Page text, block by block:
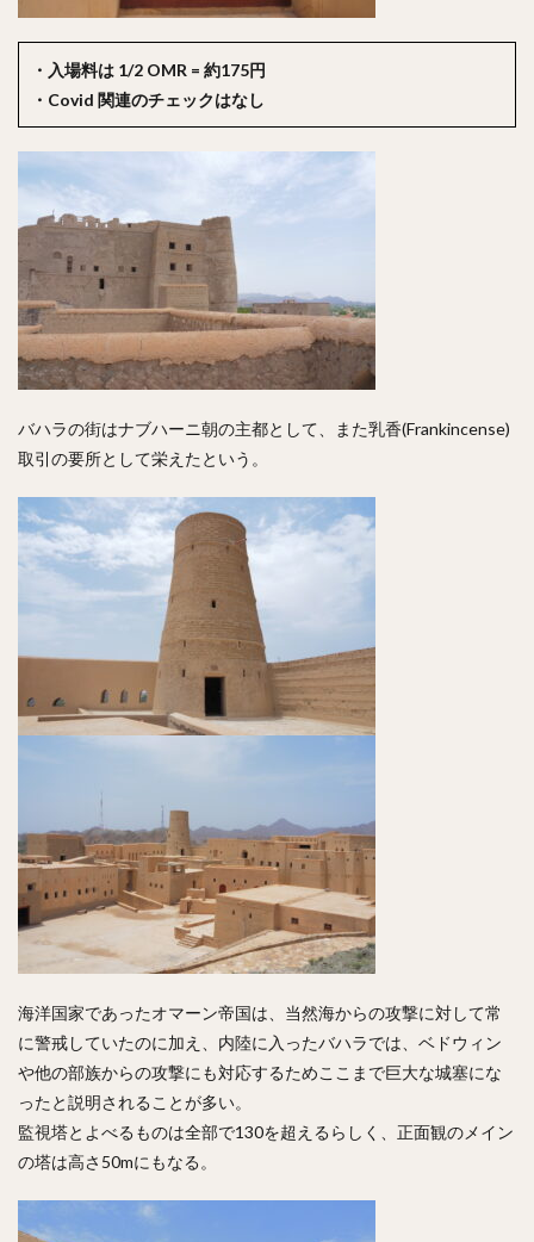
・入場料は 1/2 OMR = 約175円
・Covid 関連のチェックはなし
バハラの街はナブハーニ朝の主都として、また乳香(Frankincense)
取引の要所として栄えたという。
海洋国家であったオマーン帝国は、当然海からの攻撃に対して常
に警戒していたのに加え、内陸に入ったバハラでは、ベドウィン
や他の部族からの攻撃にも対応するためここまで巨大な城塞にな
ったと説明されることが多い。
監視塔とよべるものは全部で130を超えるらしく、正面観のメイン
の塔は高さ50mにもなる。